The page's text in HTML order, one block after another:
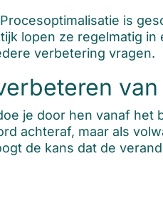
is
lopen ze regelmatig in
verbetering vragen.
je door hen vanaf het
achteraf, maar als
de kans dat de